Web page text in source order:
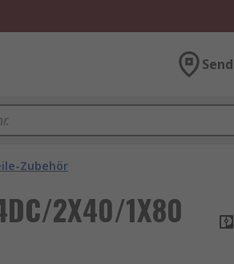
Zubehör
2X40/1X80